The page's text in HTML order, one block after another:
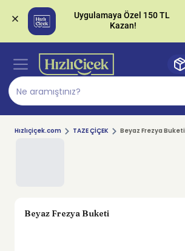
Uygulamaya Özel 150 TL
Hızlıçiçek.com TAZE ÇİÇEK Beyaz Frezya Buketi
Beyaz Frezya Buketi